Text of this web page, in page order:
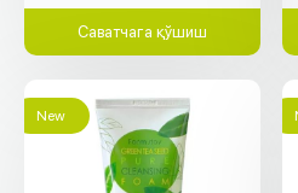
Саватчага қўшиш
New